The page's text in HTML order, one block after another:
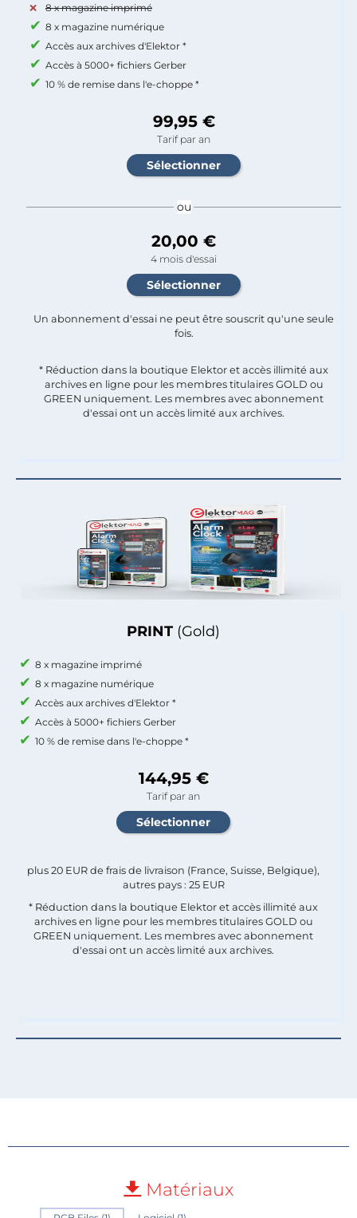
PRINT (Gold)
8 x magazine imprimé
8 x magazine numérique
Accès aux archives d'Elektor *
Accès à 5000+ fichiers Gerber
10 % de remise dans l'e-choppe *
144,95 €
Tarif par an
plus 20 EUR de frais de livraison (France, Suisse, Belgique),
autres pays : 25 EUR
* Réduction dans la boutique Elektor et accès illimité aux
archives en ligne pour les membres titulaires GOLD ou
GREEN uniquement. Les membres avec abonnement
d'essai ont un accès limité aux archives.
8 x magazine imprimé
8 x magazine numérique
Accès aux archives d'Elektor *
Accès à 5000+ fichiers Gerber
10 % de remise dans l'e-choppe *
99,95 €
Tarif par an
ou
20,00 €
4 mois d'essai
Un abonnement d'essai ne peut être souscrit qu'une seule
fois.​
* Réduction dans la boutique Elektor et accès illimité aux
archives en ligne pour les membres titulaires GOLD ou
GREEN uniquement. Les membres avec abonnement
d'essai ont un accès limité aux archives.
Matériaux